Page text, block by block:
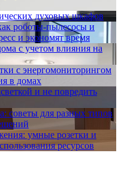
духовых шкафов
роботы-пылесосы и
и экономят время
с учетом влияния на
с энергомониторингом
в домах
и не повредить
советы для разных типов
умные розетки и
ресурсов